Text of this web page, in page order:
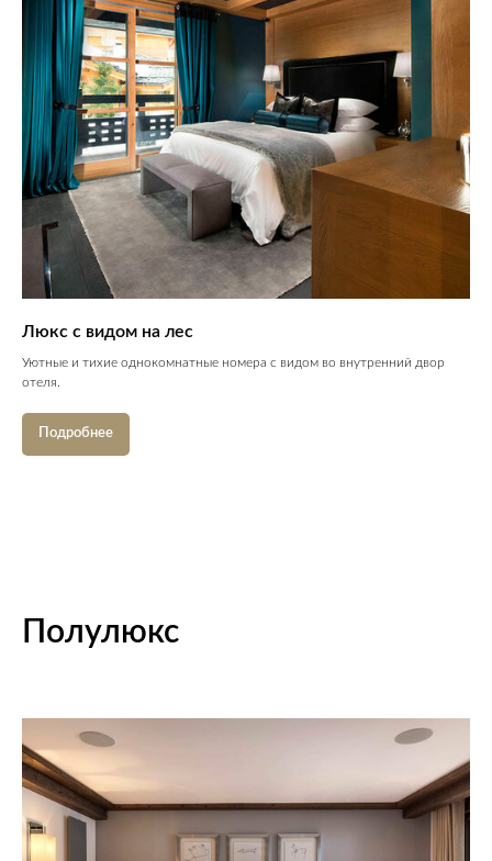
Люкс с видом на лес
Уютные и тихие однокомнатные номера с видом во внутренний двор
отеля.
Подробнее
Полулюкс